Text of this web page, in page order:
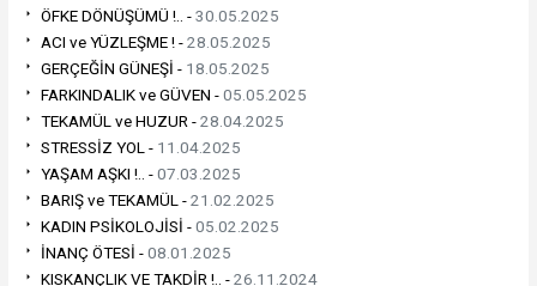
ÖFKE DÖNÜŞÜMÜ !.. -30.05.2025
ACI ve YÜZLEŞME ! -28.05.2025
GERÇEĞİN GÜNEŞİ - 18.05.2025
FARKINDALIK ve GÜVEN -05.05.2025
TEKAMÜL ve HUZUR -28.04.2025
STRESSİZ YOL - 11.04.2025
YAŞAM AŞKI !.. -07.03.2025
BARIŞ ve TEKAMÜL -21.02.2025
KADIN PSİKOLOJİSİ -05.02.2025
İNANÇ ÖTESİ -08.01.2025
KISKANÇLIK VE TAKDİR !.. -26.11.2024